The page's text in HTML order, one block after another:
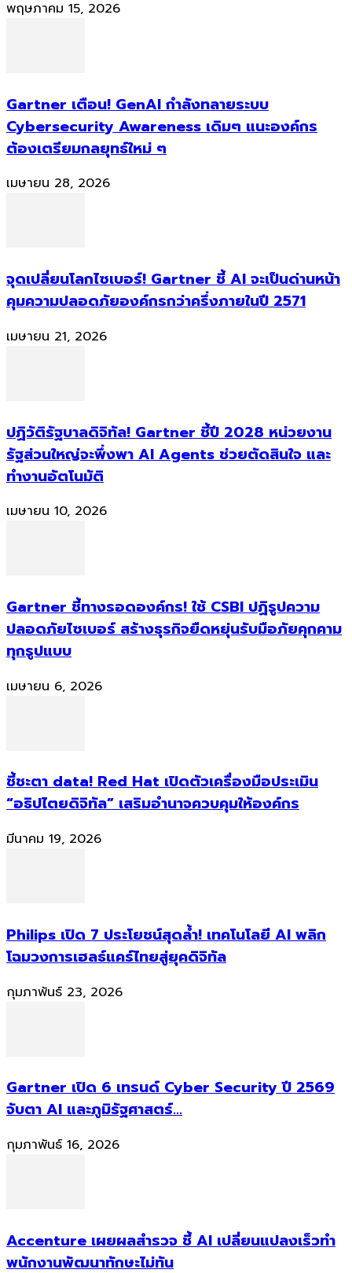
พฤษภาคม 15, 2026
Gartner เตือน! GenAI กำลังทลายระบบ
Cybersecurity Awareness เดิมๆ แนะองค์กร
ต้องเตรียมกลยุทธ์ใหม่ ๆ
เมษายน 28, 2026
จุดเปลี่ยนโลกไซเบอร์! Gartner ชี้ AI จะเป็นด่านหน้า
คุมความปลอดภัยองค์กรกว่าครึ่งภายในปี 2571
เมษายน 21, 2026
ปฏิวัติรัฐบาลดิจิทัล! Gartner ชี้ปี 2028 หน่วยงาน
รัฐส่วนใหญ่จะพึ่งพา AI Agents ช่วยตัดสินใจ และ
ทำงานอัตโนมัติ
เมษายน 10, 2026
Gartner ชี้ทางรอดองค์กร! ใช้ CSBI ปฏิรูปความ
ปลอดภัยไซเบอร์ สร้างธุรกิจยืดหยุ่นรับมือภัยคุกคาม
ทุกรูปแบบ
เมษายน 6, 2026
ชี้ชะตา data! Red Hat เปิดตัวเครื่องมือประเมิน
“อธิปไตยดิจิทัล” เสริมอำนาจควบคุมให้องค์กร
มีนาคม 19, 2026
Philips เปิด 7 ประโยชน์สุดล้ำ! เทคโนโลยี AI พลิก
โฉมวงการเฮลธ์แคร์ไทยสู่ยุคดิจิทัล
กุมภาพันธ์ 23, 2026
Gartner เปิด 6 เทรนด์ Cyber Security ปี 2569
จับตา AI และภูมิรัฐศาสตร์...
กุมภาพันธ์ 16, 2026
Accenture เผยผลสำรวจ ชี้ AI เปลี่ยนแปลงเร็วทำ
พนักงานพัฒนาทักษะไม่ทัน